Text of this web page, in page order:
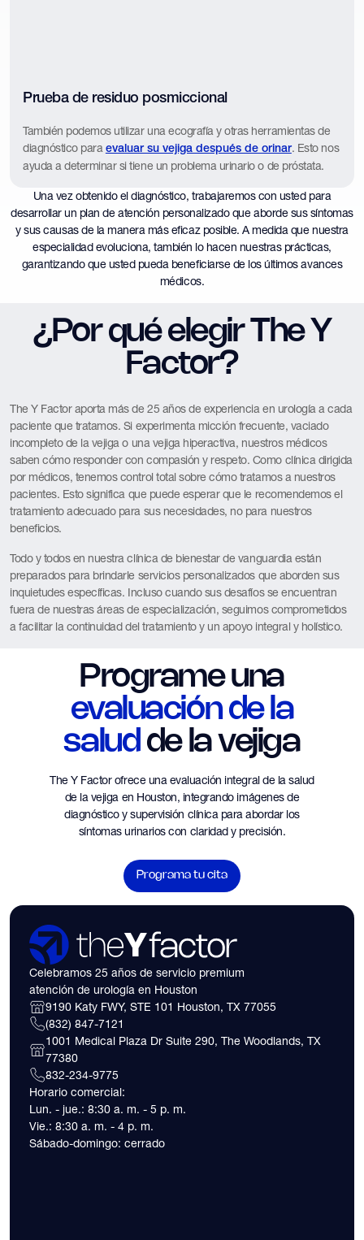
Prueba de residuo posmiccional
También podemos utilizar una ecografía y otras herramientas de
diagnóstico para evaluar su vejiga después de orinar. Esto nos
ayuda a determinar si tiene un problema urinario o de próstata.
Una vez obtenido el diagnóstico, trabajaremos con usted para
desarrollar un plan de atención personalizado que aborde sus síntomas
y sus causas de la manera más eficaz posible. A medida que nuestra
especialidad evoluciona, también lo hacen nuestras prácticas,
garantizando que usted pueda beneficiarse de los últimos avances
médicos.
¿Por qué elegir The Y
Factor?
The Y Factor aporta más de 25 años de experiencia en urología a cada
paciente que tratamos. Si experimenta micción frecuente, vaciado
incompleto de la vejiga o una vejiga hiperactiva, nuestros médicos
saben cómo responder con compasión y respeto. Como clínica dirigida
por médicos, tenemos control total sobre cómo tratamos a nuestros
pacientes. Esto significa que puede esperar que le recomendemos el
tratamiento adecuado para sus necesidades, no para nuestros
beneficios.
Todo y todos en nuestra clínica de bienestar de vanguardia están
preparados para brindarle servicios personalizados que aborden sus
inquietudes específicas. Incluso cuando sus desafíos se encuentran
fuera de nuestras áreas de especialización, seguimos comprometidos
a facilitar la continuidad del tratamiento y un apoyo integral y holístico.
Programe una
evaluación de la
saludde la vejiga
The Y Factor ofrece una evaluación integral de la salud
de la vejiga en Houston, integrando imágenes de
diagnóstico y supervisión clínica para abordar los
síntomas urinarios con claridad y precisión.
Programa tu cita
Celebramos 25 años de servicio premium
atención de urología en Houston
9190 Katy FWY, STE 101 Houston, TX 77055
(832) 847-7121
1001 Medical Plaza Dr Suite 290, The Woodlands, TX
77380
832-234-9775
Horario comercial:
Lun. - jue.: 8:30 a. m. - 5 p. m.
Vie.: 8:30 a. m. - 4 p. m.
Sábado-domingo: cerrado